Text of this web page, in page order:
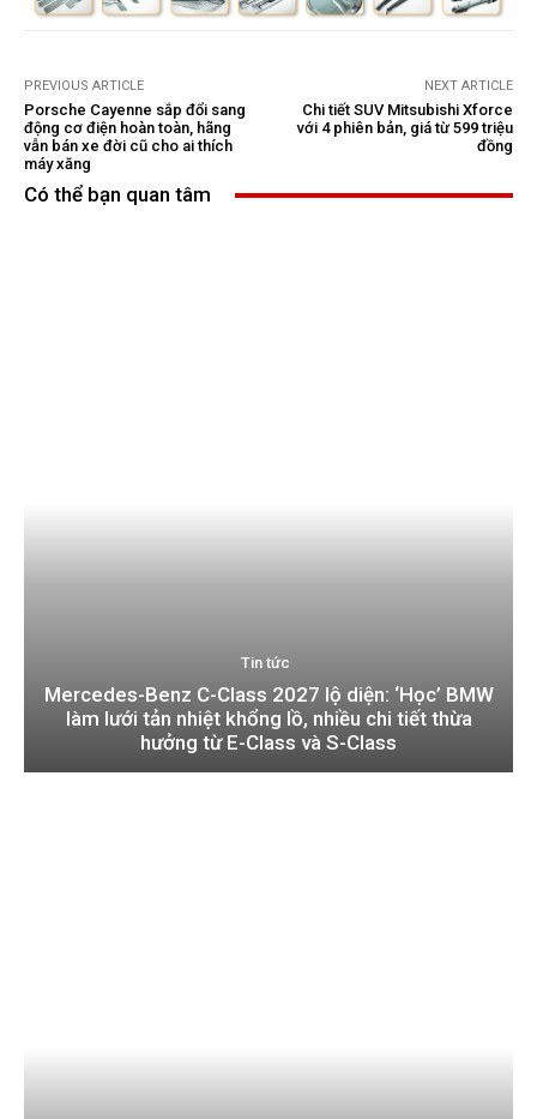
PREVIOUS ARTICLE
Porsche Cayenne sắp đổi sang
động cơ điện hoàn toàn, hãng
vẫn bán xe đời cũ cho ai thích
máy xăng
NEXT ARTICLE
Chi tiết SUV Mitsubishi Xforce
với 4 phiên bản, giá từ 599 triệu
đồng
Có thể bạn quan tâm
Tin tức
Mercedes-Benz C-Class 2027 lộ diện: ‘Học’ BMW
làm lưới tản nhiệt khổng lồ, nhiều chi tiết thừa
hưởng từ E-Class và S-Class